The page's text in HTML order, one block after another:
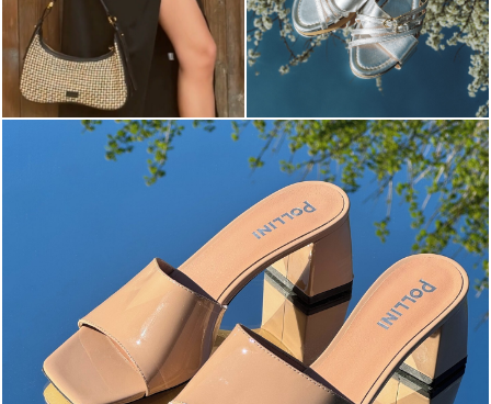
The most-wanted mules and sandals are now on sale. ...